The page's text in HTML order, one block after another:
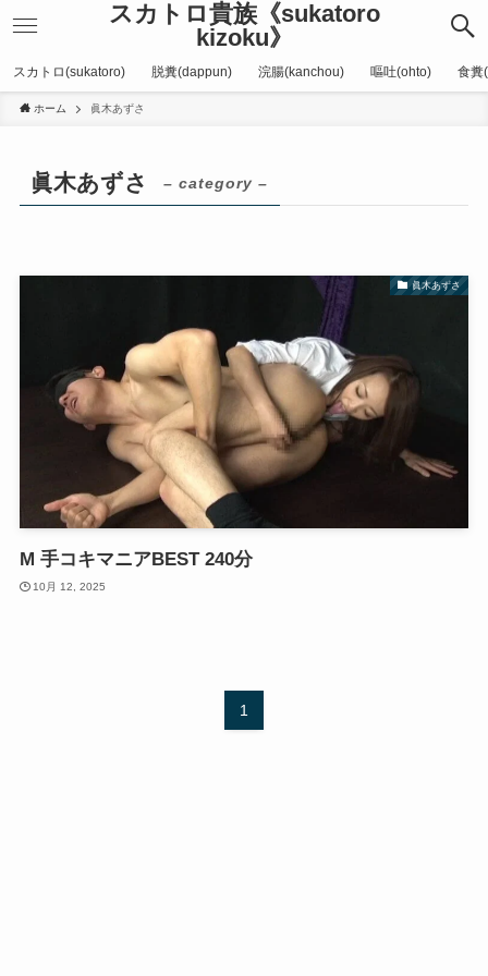
スカトロ貴族《sukatoro
kizoku》
スカトロ(sukatoro) 脱糞(dappun) 浣腸(kanchou) 嘔吐(ohto) 食糞
ホーム 眞木あずさ
眞木あずさ – category –
眞木あずさ
M 手コキマニアBEST 240分
10月 12, 2025
1